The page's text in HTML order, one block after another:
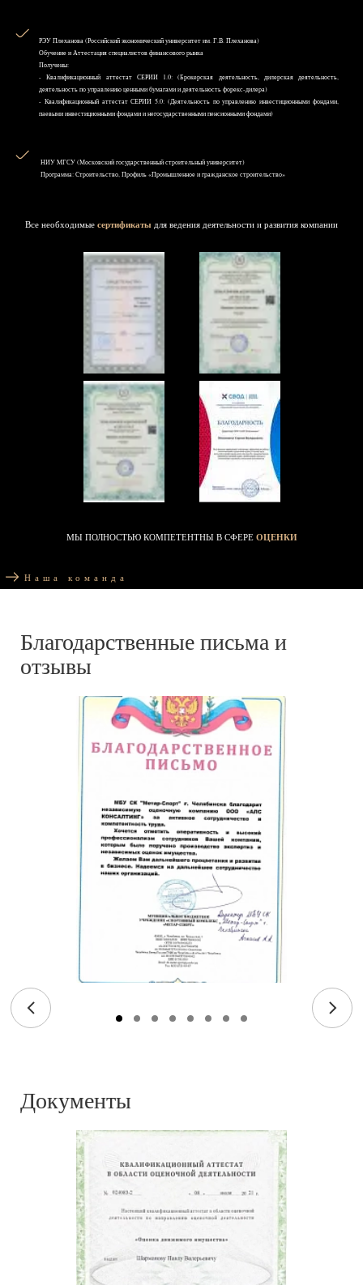
РЭУ Плеханова (Российский экономический университет им. Г.В. Плеханова)
Обучение и Аттестация специалистов финансового рынка
Получены:
- Квалификационный аттестат СЕРИИ 1.0: (Брокерская деятельность, дилерская деятельность,
деятельность по управлению ценными бумагами и деятельность форекс-дилера)
- Квалификационный аттестат СЕРИИ 5.0: (Деятельность по управлению инвестиционными фондами,
паевыми инвестиционными фондами и негосударственными пенсионными фондами)
НИУ MГСУ (Московский государственный строительный университет)
Программа: Строительство, Профиль «Промышленное и гражданское строительство»
Все необходимые сертификаты для ведения деятельности и развития компании
МЫ ПОЛНОСТЬЮ КОМПЕТЕНТНЫ В СФЕРЕ ОЦЕНКИ
Наша команда
Благодарственные письма и
отзывы
Документы